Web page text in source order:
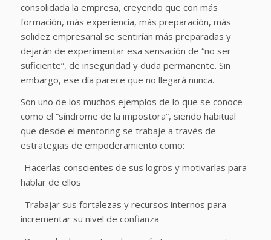
consolidada la empresa, creyendo que con más
formación, más experiencia, más preparación, más
solidez empresarial se sentirían más preparadas y
dejarán de experimentar esa sensación de “no ser
suficiente”, de inseguridad y duda permanente. Sin
embargo, ese día parece que no llegará nunca.
Son uno de los muchos ejemplos de lo que se conoce
como el “síndrome de la impostora”, siendo habitual
que desde el mentoring se trabaje a través de
estrategias de empoderamiento como:
-Hacerlas conscientes de sus logros y motivarlas para
hablar de ellos
-Trabajar sus fortalezas y recursos internos para
incrementar su nivel de confianza